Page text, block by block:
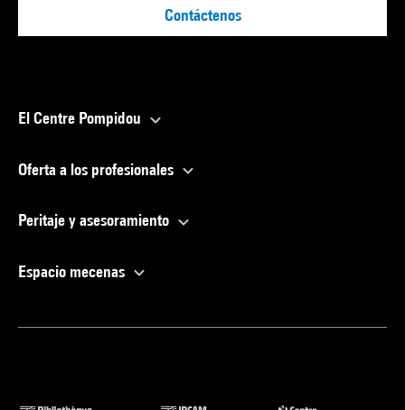
Contáctenos
El Centre Pompidou
Oferta a los profesionales
Peritaje y asesoramiento
Espacio mecenas